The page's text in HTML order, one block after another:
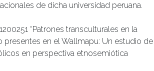
de dicha universidad peruana.
“Patrones transculturales en la
en el Wallmapu: Un estudio de
en perspectiva etnosemiótica